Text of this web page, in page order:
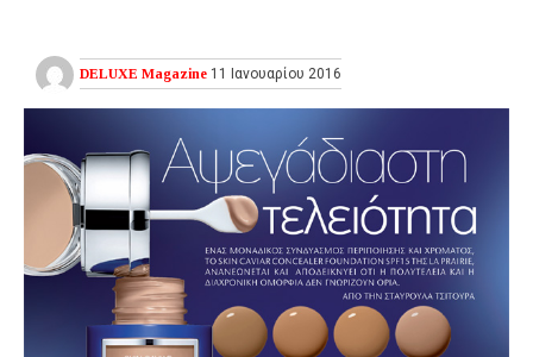
DELUXE Magazine 11 Ιανουαρίου 2016